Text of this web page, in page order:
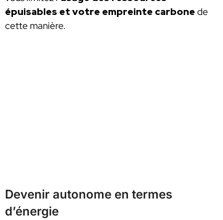
épuisables et votre empreinte carbone de
cette manière.
Devenir autonome en termes
d’énergie